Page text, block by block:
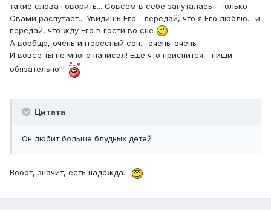
такие слова говорить... Совсем в себе запуталась - только
Свами распутает... Увидишь Его - передай, что я Его люблю... и
передай, что жду Его в гости во сне
А вообще, очень интересный сон... очень-очень
И вовсе ты не много написал! Ещё что приснится - пиши
обязательно!!!
Цитата
Он любит больше блудных детей
Вооот, значит, есть надежда...